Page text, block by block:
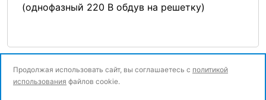
(однофазный 220 В обдув на решетку)
Продолжая использовать сайт, вы соглашаетесь с политикой
использования файлов cookie.